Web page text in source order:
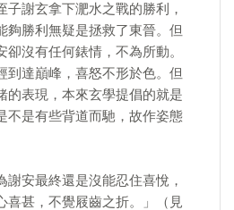
子謝玄拿下淝水之戰的勝利，
夠勝利無疑是拯救了東晉。但
沒有任何錶情，不為所動。
到達巔峰，喜怒不形於色。但
的表現，本來玄學提倡的就是
不是有些背道而馳，故作姿態
謝安最終還是沒能忍住喜悅，
喜甚，不覺屐齒之折。」（見